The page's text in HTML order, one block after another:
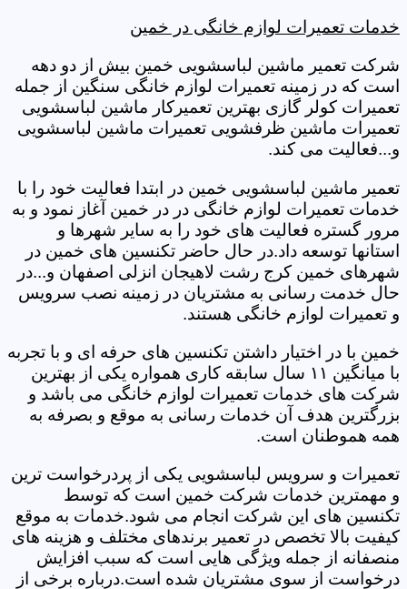
خدمات تعمیرات لوازم خانگی در خمین
شرکت تعمیر ماشین لباسشویی خمین بیش از دو دهه
است که در زمینه تعمیرات لوازم خانگی سنگین از جمله
تعمیرات کولر گازی بهترین تعمیرکار ماشین لباسشویی
تعمیرات ماشین ظرفشویی تعمیرات ماشین لباسشویی
و...فعالیت می کند.
تعمیر ماشین لباسشویی خمین در ابتدا فعالیت خود را با
خدمات تعمیرات لوازم خانگی در در خمین آغاز نمود و به
مرور گستره فعالیت های خود را به سایر شهرها و
استانها توسعه داد.در حال حاضر تکنسین های خمین در
شهرهای خمین کرج رشت لاهیجان انزلی اصفهان و...در
حال خدمت رسانی به مشتریان در زمینه نصب سرویس
و تعمیرات لوازم خانگی هستند.
خمین با در اختیار داشتن تکنسین های حرفه ای و با تجربه
با میانگین ۱۱ سال سابقه کاری همواره یکی از بهترین
شرکت های خدمات تعمیرات لوازم خانگی می باشد و
بزرگترین هدف آن خدمات رسانی به موقع و بصرفه به
همه هموطنان است.
تعمیرات و سرویس لباسشویی یکی از پردرخواست ترین
و مهمترین خدمات شرکت خمین است که توسط
تکنسین های این شرکت انجام می شود.خدمات به موقع
کیفیت بالا تخصص در تعمیر برندهای مختلف و هزینه های
منصفانه از جمله ویژگی هایی است که سبب افزایش
درخواست از سوی مشتریان شده است.درباره برخی از